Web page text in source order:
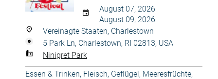
August 07, 2026
August 09, 2026
Vereinagte Staaten, Charlestown
5 Park Ln, Charlestown, RI 02813, USA
Ninigret Park
Essen & Trinken, Fleisch, Geflügel, Meeresfrüchte,